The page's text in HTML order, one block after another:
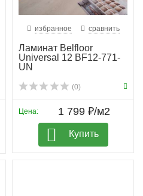
избранное сравнить
Ламинат Belfloor
Universal 12 BF12-771-
UN
(0)
Цена: 1 799 ₽/м2
Купить